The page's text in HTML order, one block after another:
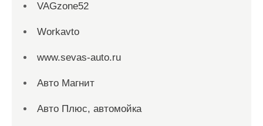
VAGzone52
Workavto
www.sevas-auto.ru
Авто Магнит
Авто Плюс, автомойка